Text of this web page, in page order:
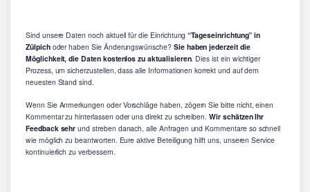
Sind unsere Daten noch aktuell für die Einrichtung“Tageseinrichtung” in
Zülpichoder haben Sie Änderungswünsche? Sie haben jederzeit die
Möglichkeit, die Daten kostenlos zu aktualisieren. Dies ist ein wichtiger
Prozess, um sicherzustellen, dass alle Informationen korrekt und auf dem
neuesten Stand sind.
Wenn Sie Anmerkungen oder Vorschläge haben, zögern Sie bitte nicht, einen
Kommentar zu hinterlassen oder uns direkt zu schreiben.Wir schätzen Ihr
Feedback sehr und streben danach, alle Anfragen und Kommentare so schnell
wie möglich zu beantworten. Eure aktive Beteiligung hilft uns, unseren Service
kontinuierlich zu verbessern.